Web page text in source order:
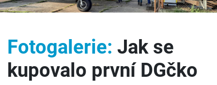
Fotogalerie: Jak se
kupovalo první DGčko